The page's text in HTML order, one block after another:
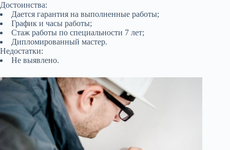
Достоинства:
Дается гарантия на выполненные работы;
График и часы работы;
Стаж работы по специальности 7 лет;
Дипломированный мастер.
Недостатки:
Не выявлено.